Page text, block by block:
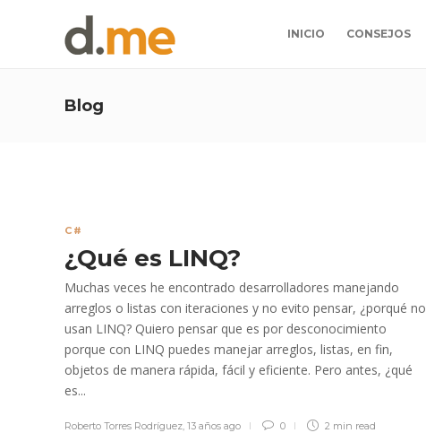
INICIO CONSEJOS
Blog
C#
¿Qué es LINQ?
Muchas veces he encontrado desarrolladores manejando
arreglos o listas con iteraciones y no evito pensar, ¿porqué no
usan LINQ? Quiero pensar que es por desconocimiento
porque con LINQ puedes manejar arreglos, listas, en fin,
objetos de manera rápida, fácil y eficiente. Pero antes, ¿qué
es...
Roberto Torres Rodríguez, 13 años ago 0 2 min read